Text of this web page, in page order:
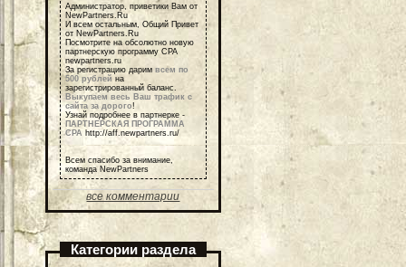
Администратор, приветики Вам от
NewPartners.Ru
И всем остальным, Общий Привет
от NewPartners.Ru
Посмотрите на обсолютно новую
партнерскую программу СРА
newpartners.ru
За регистрацию дарим всем по
500 рублей на
зарегистрированный баланс.
Выкупаем весь Ваш трафик с
сайта за дорого!
Узнай подробнее в партнерке -
ПАРТНЕРСКАЯ ПРОГРАММА
СРА http://aff.newpartners.ru/
Всем спасибо за внимание,
команда NewPartners
все комментарии
Категории раздела